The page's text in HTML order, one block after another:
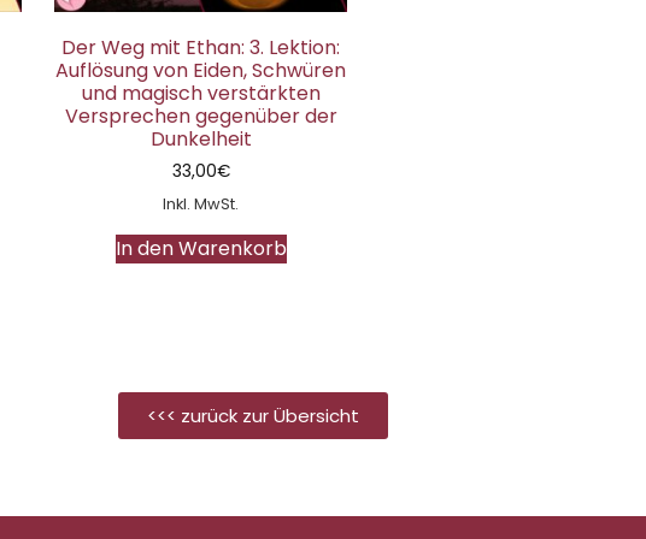
Der Weg mit Ethan: 3. Lektion:
Auflösung von Eiden, Schwüren
und magisch verstärkten
Versprechen gegenüber der
Dunkelheit
33,00€
Inkl. MwSt.
In den Warenkorb
<<< zurück zur Übersicht